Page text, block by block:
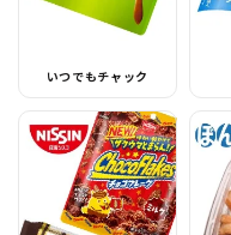
いつでもチャック